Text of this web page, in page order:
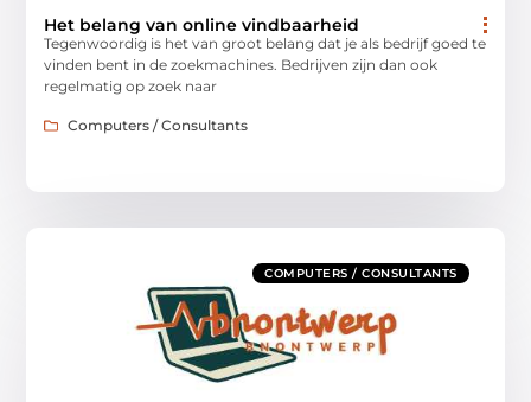
Het belang van online vindbaarheid
Tegenwoordig is het van groot belang dat je als bedrijf goed te
vinden bent in de zoekmachines. Bedrijven zijn dan ook
regelmatig op zoek naar
Computers / Consultants
COMPUTERS / CONSULTANTS